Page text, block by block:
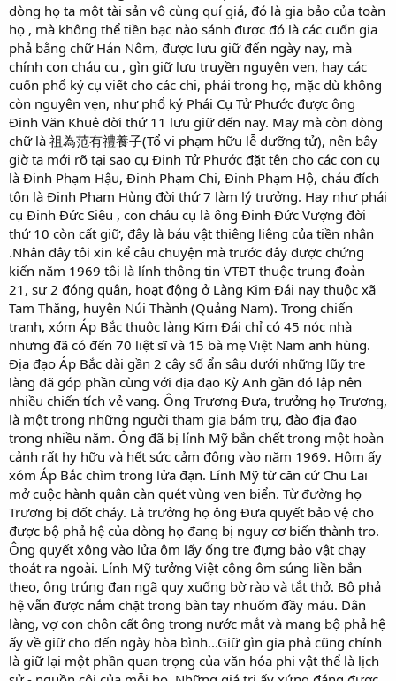
dòng họ ta một tài sản vô cùng quí giá, đó là gia bảo của toàn
họ , mà không thể tiền bạc nào sánh được đó là các cuốn gia
phả bằng chữ Hán Nôm, được lưu giữ đến ngày nay, mà
chính con cháu cụ , gìn giữ lưu truyền nguyên vẹn, hay các
cuốn phổ ký cụ viết cho các chi, phái trong họ, mặc dù không
còn nguyên vẹn, như phổ ký Phái Cụ Tử Phước được ông
Đinh Văn Khuê đời thứ 11 lưu giữ đến nay. May mà còn dòng
chữ là 祖為范有禮養子(Tổ vi phạm hữu lễ dưỡng tử), nên bây
giờ ta mới rõ tại sao cụ Đinh Tử Phước đặt tên cho các con cụ
là Đinh Phạm Hậu, Đinh Phạm Chi, Đinh Phạm Hộ, cháu đích
tôn là Đinh Phạm Hùng đời thứ 7 làm lý trưởng. Hay như phái
cụ Đinh Đức Siêu , con cháu cụ là ông Đinh Đức Vượng đời
thứ 10 còn cất giữ, đây là báu vật thiêng liêng của tiền nhân
.Nhân đây tôi xin kể câu chuyện mà trước đây được chứng
kiến năm 1969 tôi là lính thông tin VTĐT thuộc trung đoàn
21, sư 2 đóng quân, hoạt động ở Làng Kim Đái nay thuộc xã
Tam Thăng, huyện Núi Thành (Quảng Nam). Trong chiến
tranh, xóm Áp Bắc thuộc làng Kim Đái chỉ có 45 nóc nhà
nhưng đã có đến 70 liệt sĩ và 15 bà mẹ Việt Nam anh hùng.
Địa đạo Áp Bắc dài gần 2 cây số ẩn sâu dưới những lũy tre
làng đã góp phần cùng với địa đạo Kỳ Anh gần đó lập nên
nhiều chiến tích vẻ vang. Ông Trương Đưa, trưởng họ Trương,
là một trong những người tham gia bám trụ, đào địa đạo
trong nhiều năm. Ông đã bị lính Mỹ bắn chết trong một hoàn
cảnh rất hy hữu và hết sức cảm động vào năm 1969. Hôm ấy
xóm Áp Bắc chìm trong lửa đạn. Lính Mỹ từ căn cứ Chu Lai
mở cuộc hành quân càn quét vùng ven biển. Từ đường họ
Trương bị đốt cháy. Là trưởng họ ông Đưa quyết bảo vệ cho
được bộ phả hệ của dòng họ đang bị nguy cơ biến thành tro.
Ông quyết xông vào lửa ôm lấy ống tre đựng bảo vật chạy
thoát ra ngoài. Lính Mỹ tưởng Việt cộng ôm súng liền bắn
theo, ông trúng đạn ngã quỵ xuống bờ rào và tắt thở. Bộ phả
hệ vẫn được nắm chặt trong bàn tay nhuốm đầy máu. Dân
làng, vợ con chôn cất ông trong nước mắt và mang bộ phả hệ
ấy về giữ cho đến ngày hòa bình...Giữ gìn gia phả cũng chính
là giữ lại một phần quan trọng của văn hóa phi vật thể là lịch